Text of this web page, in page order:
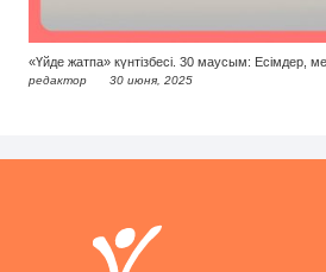
«Үйде жатпа» күнтізбесі. 30 маусым: Есімдер,
редактор 30 июня, 2025